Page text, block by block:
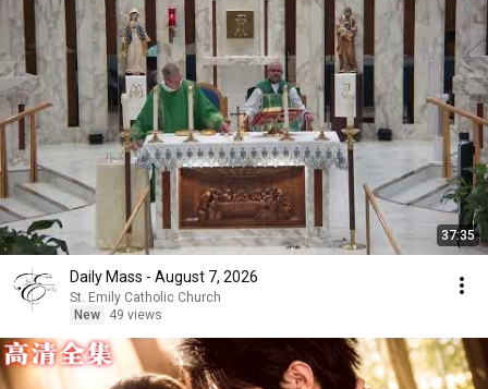
37:35
Daily Mass - August 7, 2026
St. Emily Catholic Church
New
49 views